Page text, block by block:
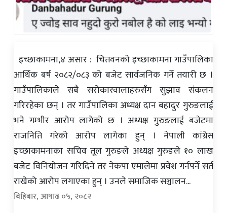
इच्छाकामना,४ असार : चितवनको इच्छाकामना गाउँपालिका
आर्थिक बर्ष २०८२/०८३ को बजेट सार्वजनिक गर्ने तयारी छ ।
गाउँपालिकाले सबै सरोकारवालाहरुसँग सुझाव संकलन
गरिरहेका छन् । तर गाउँपालिका अध्यक्ष दान बहादुर गुरुङलाई
भने गम्भीर आरोप लागेको छ । अध्यक्ष गुरुङलाई बजेटमा
राजनिति गरेको आरोप लागेका हुन् । नेपाली कांग्रेस
इच्छाकामनाका सचिव तूल गुरुङले अध्यक्ष गुरुङले १० लाख
बजेट विनियोजन गरिदिने तर नेकपा एमालेमा प्रवेश गर्नपर्ने सर्त
राखेको आरोप लगाएका हुन् । उनले समाजिक सञ्चालन...
बिहिबार, आषाढ ०५, २०८२